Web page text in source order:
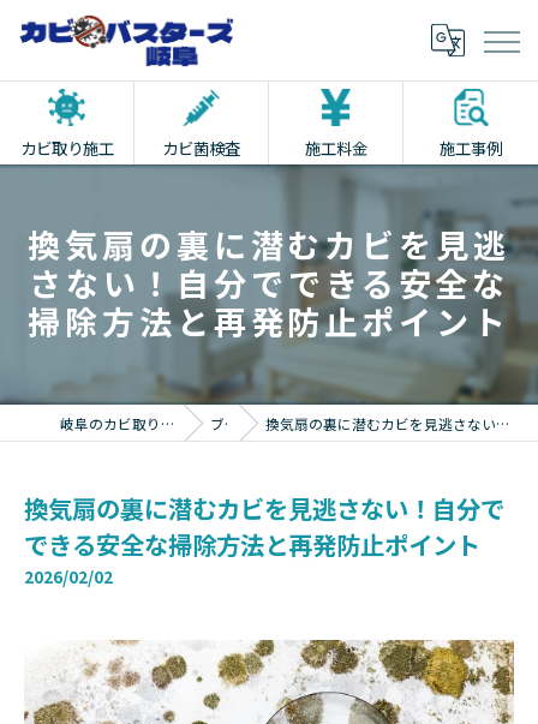
カビ取り施工 カビ菌検査 施工料金 施工事例
換気扇の裏に潜むカビを見逃
さない！自分でできる安全な
掃除方法と再発防止ポイント
岐阜のカビ取りならカビバスターズ岐阜 ブログ 換気扇の裏に潜むカビを見逃さない！自分でできる安全な掃除方法と再発防止ポイント
換気扇の裏に潜むカビを見逃さない！自分で
できる安全な掃除方法と再発防止ポイント
2026/02/02